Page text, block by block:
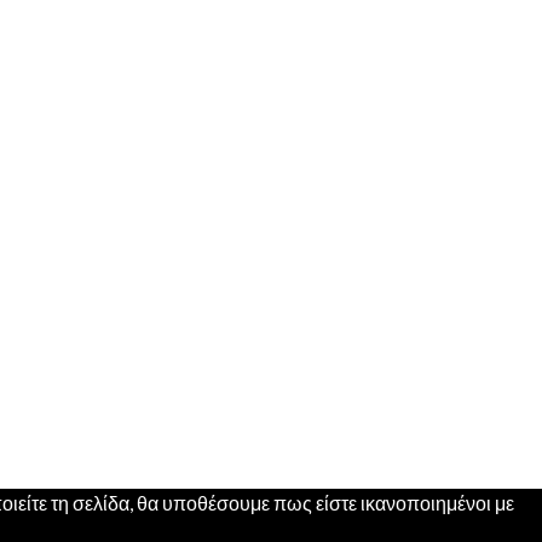
τη σελίδα, θα υποθέσουμε πως είστε ικανοποιημένοι με